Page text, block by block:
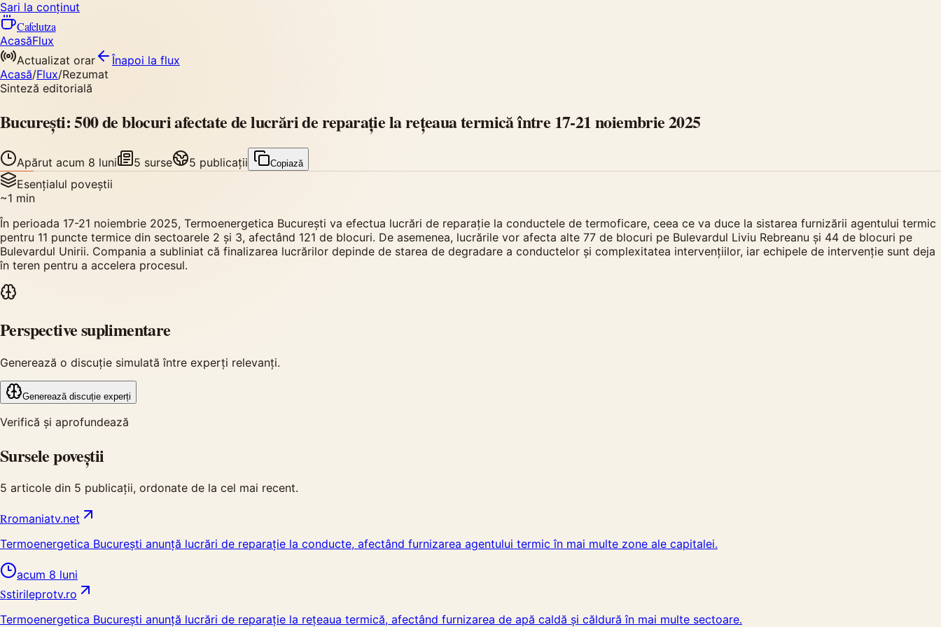
Sari la conținut
Cafelutza
AcasăFlux
Actualizat orar
Înapoi la flux
Acasă/Flux/Rezumat
Sinteză editorială
București: 500 de blocuri afectate de lucrări de reparație la rețeaua termică între 17-21 noiembrie 2025
Apărut acum 8 luni 5 surse 5 publicații Copiază
Esențialul poveștii
~1 min
În perioada 17-21 noiembrie 2025, Termoenergetica București va efectua lucrări de reparație la conductele de termoficare, ceea ce va duce la sistarea furnizării agentului termic
pentru 11 puncte termice din sectoarele 2 și 3, afectând 121 de blocuri. De asemenea, lucrările vor afecta alte 77 de blocuri pe Bulevardul Liviu Rebreanu și 44 de blocuri pe
Bulevardul Unirii. Compania a subliniat că finalizarea lucrărilor depinde de starea de degradare a conductelor și complexitatea intervențiilor, iar echipele de intervenție sunt deja
în teren pentru a accelera procesul.
Perspective suplimentare
Generează o discuție simulată între experți relevanți.
Generează discuție experți
Verifică și aprofundează
Sursele poveștii
5 articole din 5 publicații, ordonate de la cel mai recent.
Rromaniatv.net
Termoenergetica București anunță lucrări de reparație la conducte, afectând furnizarea agentului termic în mai multe zone ale capitalei.
acum 8 luni
Sstirileprotv.ro
Termoenergetica București anunță lucrări de reparație la rețeaua termică, afectând furnizarea de apă caldă și căldură în mai multe sectoare.